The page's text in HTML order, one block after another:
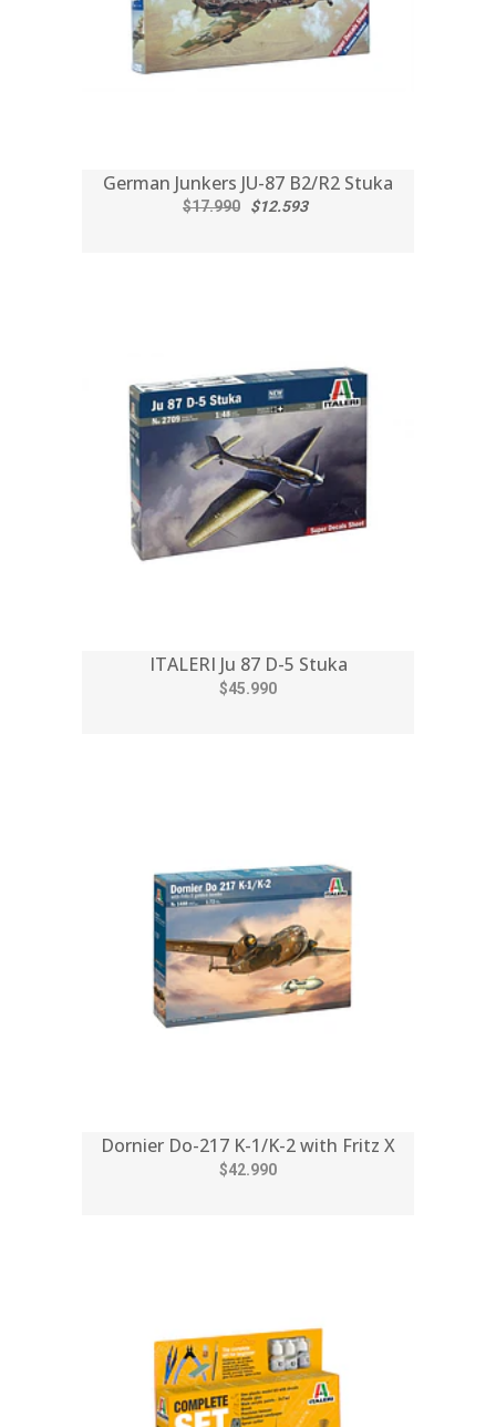
German Junkers JU-87 B2/R2 Stuka
$17.990 $12.593
ITALERI Ju 87 D-5 Stuka
$45.990
Dornier Do-217 K-1/K-2 with Fritz X
$42.990